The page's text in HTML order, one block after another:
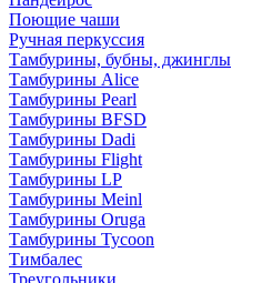
Поющие чаши
Ручная перкуссия
Тамбурины, бубны, джинглы
Тамбурины Alice
Тамбурины Pearl
Тамбурины BFSD
Тамбурины Dadi
Тамбурины Flight
Тамбурины LP
Тамбурины Meinl
Тамбурины Oruga
Тамбурины Tycoon
Тимбалес
Треугольники